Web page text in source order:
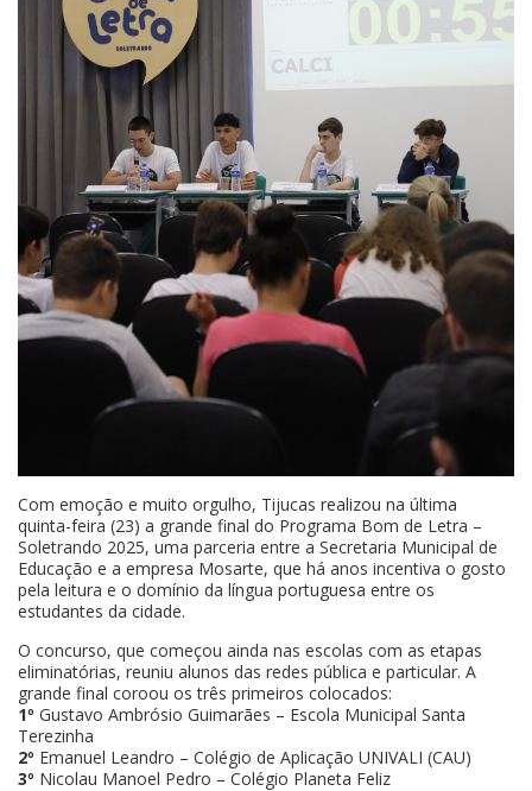
Com emoção e muito orgulho, Tijucas realizou na última
quinta-feira (23) a grande final do Programa Bom de Letra –
Soletrando 2025, uma parceria entre a Secretaria Municipal de
Educação e a empresa Mosarte, que há anos incentiva o gosto
pela leitura e o domínio da língua portuguesa entre os
estudantes da cidade.
O concurso, que começou ainda nas escolas com as etapas
eliminatórias, reuniu alunos das redes pública e particular. A
grande final coroou os três primeiros colocados:
1º Gustavo Ambrósio Guimarães – Escola Municipal Santa
Terezinha
2º Emanuel Leandro – Colégio de Aplicação UNIVALI (CAU)
3º Nicolau Manoel Pedro – Colégio Planeta Feliz